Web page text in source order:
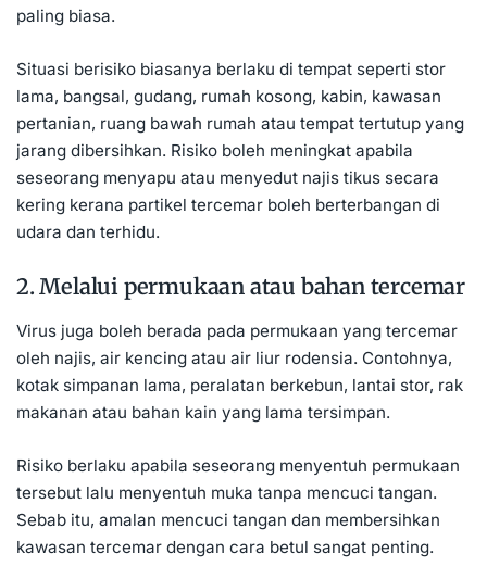
paling biasa.
Situasi berisiko biasanya berlaku di tempat seperti stor
lama, bangsal, gudang, rumah kosong, kabin, kawasan
pertanian, ruang bawah rumah atau tempat tertutup yang
jarang dibersihkan. Risiko boleh meningkat apabila
seseorang menyapu atau menyedut najis tikus secara
kering kerana partikel tercemar boleh berterbangan di
udara dan terhidu.
2. Melalui permukaan atau bahan tercemar
Virus juga boleh berada pada permukaan yang tercemar
oleh najis, air kencing atau air liur rodensia. Contohnya,
kotak simpanan lama, peralatan berkebun, lantai stor, rak
makanan atau bahan kain yang lama tersimpan.
Risiko berlaku apabila seseorang menyentuh permukaan
tersebut lalu menyentuh muka tanpa mencuci tangan.
Sebab itu, amalan mencuci tangan dan membersihkan
kawasan tercemar dengan cara betul sangat penting.